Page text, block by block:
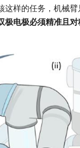
样的任务，机械
极电极必须精准且